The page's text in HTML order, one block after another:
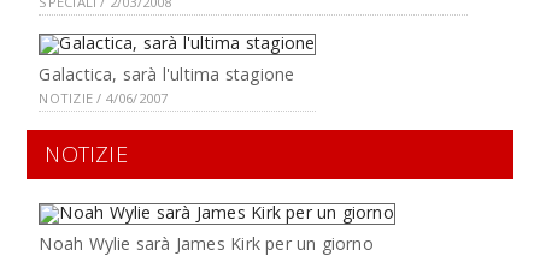
Galactica, sarà l'ultima stagione
NOTIZIE / 4/06/2007
NOTIZIE
Noah Wylie sarà James Kirk per un giorno